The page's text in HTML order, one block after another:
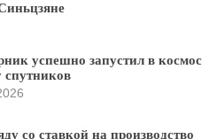
успешно запустил в космос
спутников
со ставкой на производство